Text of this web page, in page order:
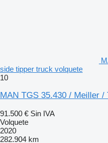
side tipper truck volquete
10
MAN TGS 35.430 / Meiller
91.500 € Sin IVA
Volquete
2020
282.904 km